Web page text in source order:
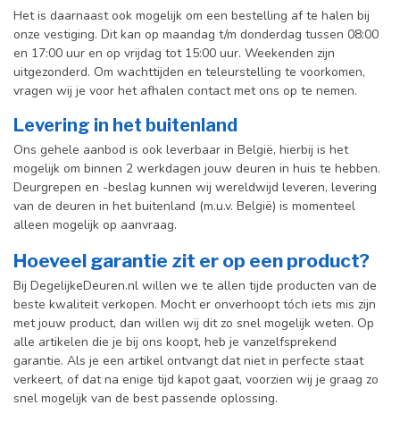
Het is daarnaast ook mogelijk om een bestelling af te halen bij
onze vestiging. Dit kan op maandag t/m donderdag tussen 08:00
en 17:00 uur en op vrijdag tot 15:00 uur. Weekenden zijn
uitgezonderd. Om wachttijden en teleurstelling te voorkomen,
vragen wij je voor het afhalen contact met ons op te nemen.
Levering in het buitenland
Ons gehele aanbod is ook leverbaar in België, hierbij is het
mogelijk om binnen 2 werkdagen jouw deuren in huis te hebben.
Deurgrepen en -beslag kunnen wij wereldwijd leveren, levering
van de deuren in het buitenland (m.u.v. België) is momenteel
alleen mogelijk op aanvraag.
Hoeveel garantie zit er op een product?
Bij DegelijkeDeuren.nl willen we te allen tijde producten van de
beste kwaliteit verkopen. Mocht er onverhoopt tóch iets mis zijn
met jouw product, dan willen wij dit zo snel mogelijk weten. Op
alle artikelen die je bij ons koopt, heb je vanzelfsprekend
garantie. Als je een artikel ontvangt dat niet in perfecte staat
verkeert, of dat na enige tijd kapot gaat, voorzien wij je graag zo
snel mogelijk van de best passende oplossing.